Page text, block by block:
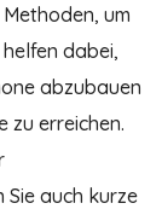
um
dabei,
abzubauen
zu erreichen.
Sie auch kurze